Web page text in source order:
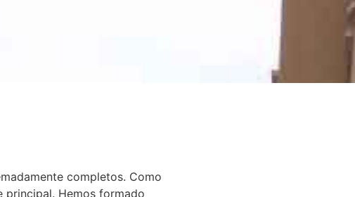
completos. Como
principal. Hemos formado